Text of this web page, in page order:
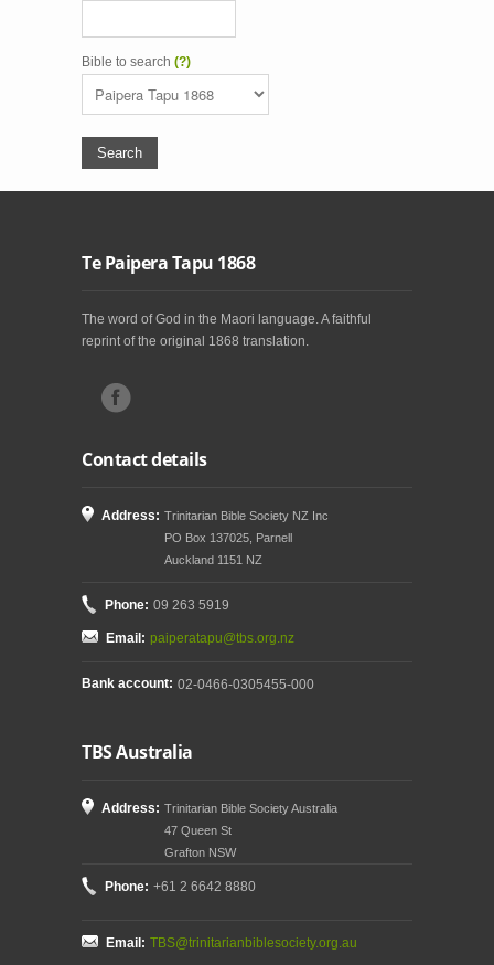
Bible to search (?)
Te Paipera Tapu 1868
The word of God in the Maori language. A faithful
reprint of the original 1868 translation.
Contact details
Address: Trinitarian Bible Society NZ Inc
PO Box 137025, Parnell
Auckland 1151 NZ
Phone: 09 263 5919
Email: paiperatapu@tbs.org.nz
Bank account: 02-0466-0305455-000
TBS Australia
Address: Trinitarian Bible Society Australia
47 Queen St
Grafton NSW
Phone: +61 2 6642 8880
Email: TBS@trinitarianbiblesociety.org.au